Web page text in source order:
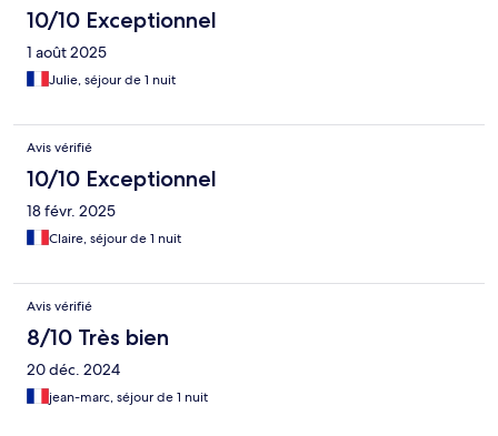
10/10 Exceptionnel
1 août 2025
Julie, séjour de 1 nuit
Avis vérifié
10/10 Exceptionnel
18 févr. 2025
Claire, séjour de 1 nuit
Avis vérifié
8/10 Très bien
20 déc. 2024
jean-marc, séjour de 1 nuit